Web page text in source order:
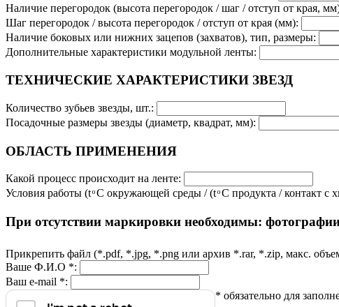
Наличие перегородок (высота перегородок / шаг / отступ от края,
Шаг перегородок / высота перегородок / отступ от края (мм):
Наличие боковых или нижних зацепов (захватов), тип, размеры:
Дополнительные характеристики модульной ленты:
ТЕХНИЧЕСКИЕ ХАРАКТЕРИСТИКИ ЗВЕЗД
Количество зубьев звезды, шт.:
Посадочные размеры звезды (диаметр, квадрат, мм):
ОБЛАСТЬ ПРИМЕНЕНИЯ
Какой процесс происходит на ленте:
Условия работы (t ͦ C окружающей среды / (t ͦ C продукта / контакт
При отсутствии маркировки необходимы:
Прикрепить файл (*.pdf, *.jpg, *.png или архив *.rar, *.zip, макс.
Ваше Ф.И.О *:
Ваш e-mail *:
* обязательно для